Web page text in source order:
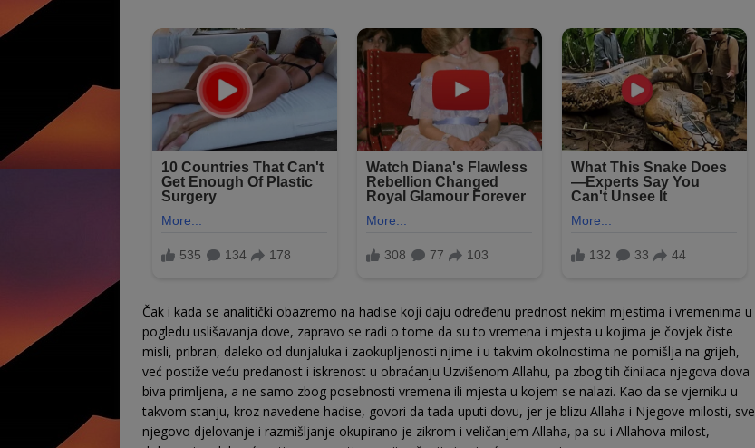
Čak i kada se analitički obazremo na hadise koji daju određenu prednost nekim mjestima i vreme­nima u
pogledu uslišavanja dove, zapravo se radi o tome da su to vremena i mjesta u kojima je čovjek čiste
misli, pribran, daleko od dunjaluka i zaokupljenosti njime i u takvim okolnostima ne pomišlja na grijeh,
već postiže veću predanost i iskrenost u obraćanju Uzvišenom Allahu, pa zbog tih činilaca njegova dova
biva primljena, a ne samo zbog poseb­nosti vremena ili mjesta u kojem se nalazi. Kao da se vjerniku u
takvom stanju, kroz navedene hadise, go­vori da tada uputi dovu, jer je blizu Allaha i Njegove milosti, sve
njegovo djelovanje i razmišljanje okupi­rano je zikrom i veličanjem Allaha, pa su i Allahova milost,